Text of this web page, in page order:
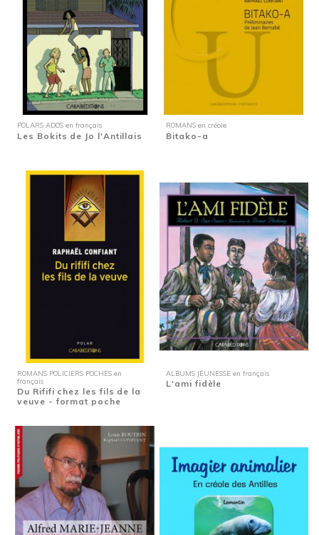
POLARS ADOS en français
Les Bokits de Jo l'Antillais
ROMANS en créole
Bitako-a
ROMANS POLICIERS POCHES en
français
Du Rififi chez les fils de la
veuve - format poche
ALBUMS JEUNESSE en français
L'ami fidèle